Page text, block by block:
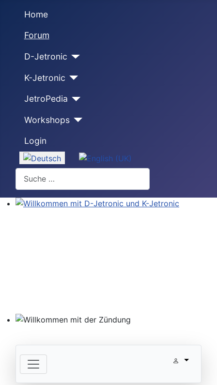
Home
Forum
D-Jetronic
K-Jetronic
JetroPedia
Workshops
Login
Sprache auswählen
Suchen